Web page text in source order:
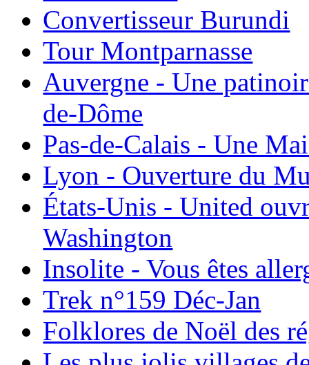
Convertisseur Burundi
Tour Montparnasse
Auvergne - Une
de-Dôme
Pas-de-Calais - Une
Lyon - Ouverture du
États-Unis - United
Washington
Insolite - Vous êtes
Trek n°159 Déc-Jan
Folklores de Noël des